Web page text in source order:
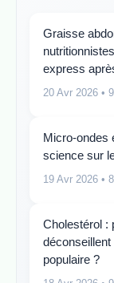
Graisse
express
20 Avr 2026 •
Micro-ondes
science sur
19 Avr 2026 •
Cholestérol :
populaire ?